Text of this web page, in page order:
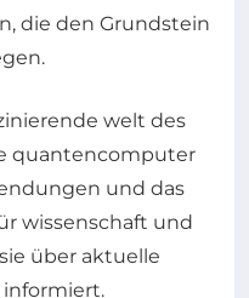
die den Grundstein